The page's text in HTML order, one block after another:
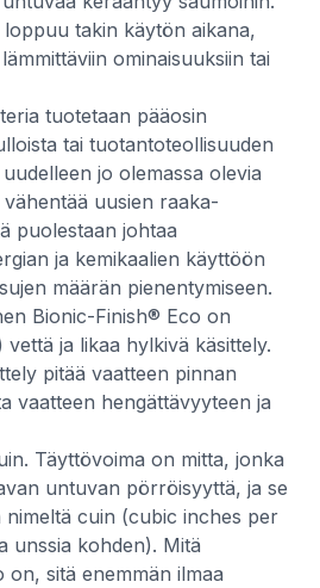
takin käytön aikana,
ominaisuuksiin tai
tuotetaan pääosin
tai tuotantoteollisuuden
jo olemassa olevia
uusien raaka-
puolestaan johtaa
ja kemikaalien käyttöön
määrän pienentymiseen.
Bionic-Finish® Eco on
ja likaa hylkivä käsittely.
pitää vaatteen pinnan
vaatteen hengättävyyteen ja
Täyttövoima on mitta, jonka
untuvan pörröisyyttä, ja se
nimeltä cuin (cubic inches per
unssia kohden). Mitä
sitä enemmän ilmaa